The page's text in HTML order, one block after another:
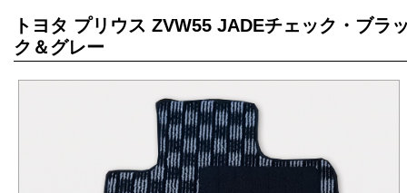
トヨタ プリウス ZVW55 JADEチェック・ブラ
ク＆グレー